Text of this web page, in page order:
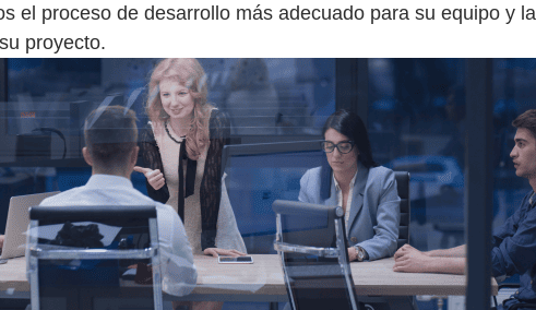
el proceso de desarrollo más adecuado para su equipo y la
proyecto.